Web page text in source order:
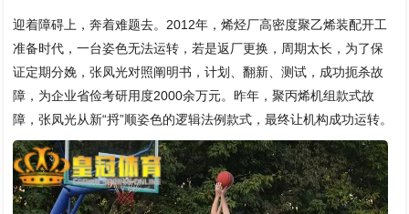
迎着障碍上，奔着难题去。2012年，烯烃厂高密度聚乙烯装配开工
准备时代，一台姿色无法运转，若是返厂更换，周期太长，为了保
证定期分娩，张凤光对照阐明书，计划、翻新、测试，成功扼杀故
障，为企业省俭考研用度2000余万元。昨年，聚丙烯机组款式故
障，张凤光从新“捋”顺姿色的逻辑法例款式，最终让机构成功运转。